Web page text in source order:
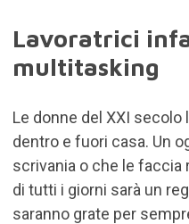
Lavoratrici
multitasking
Le donne del XXI
dentro e fuori casa. Un
scrivania o che le faccia
di tutti i giorni sarà un
saranno grate per